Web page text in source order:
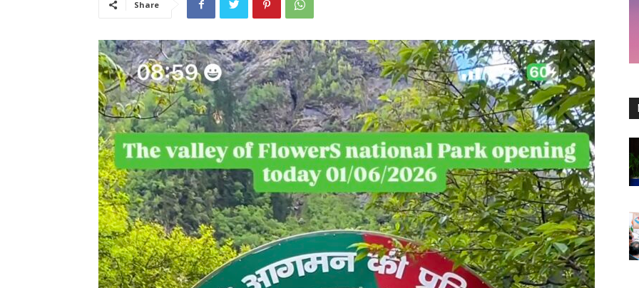
Share